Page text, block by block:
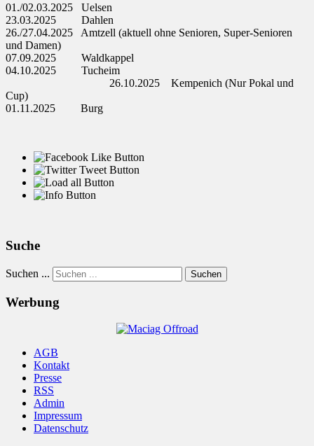
01./02.03.2025 Uelsen
23.03.2025 Dahlen
26./27.04.2025 Amtzell (aktuell ohne Senioren, Super-Senioren
und Damen)
07.09.2025 Waldkappel
04.10.2025 Tucheim
26.10.2025 Kempenich (Nur Pokal und
Cup)
01.11.2025 Burg
Suche
Suchen ... Suchen
Werbung
AGB
Kontakt
Presse
RSS
Admin
Impressum
Datenschutz